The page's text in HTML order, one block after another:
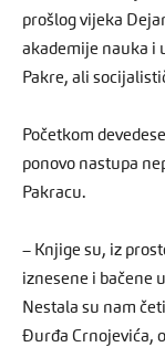
prošlog vijeka
akademije nauka i
Pakre, ali
Početkom
ponovo nastupa
Pakracu.
– Knjige su, iz
iznesene i bačene
Nestala su nam
Đurđa Crnojevića,